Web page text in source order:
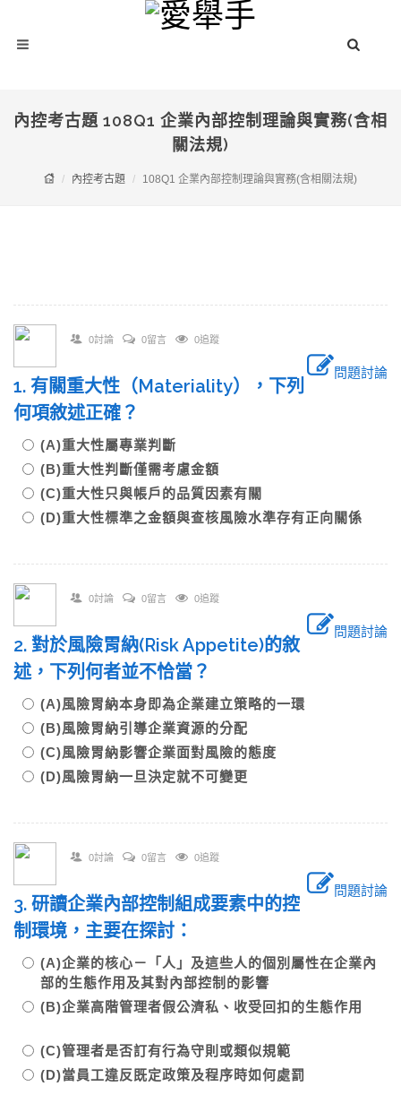
內控考古題 108Q1 企業內部控制理論與實務(含相
關法規)
內控考古題 108Q1 企業內部控制理論與實務(含相關法規)
0討論 0留言 0追蹤
問題討論
1. 有關重大性（Materiality），下列
何項敘述正確？
(A)重大性屬專業判斷
(B)重大性判斷僅需考慮金額
(C)重大性只與帳戶的品質因素有關
(D)重大性標準之金額與查核風險水準存有正向關係
0討論 0留言 0追蹤
問題討論
2. 對於風險胃納(Risk Appetite)的敘
述，下列何者並不恰當？
(A)風險胃納本身即為企業建立策略的一環
(B)風險胃納引導企業資源的分配
(C)風險胃納影響企業面對風險的態度
(D)風險胃納一旦決定就不可變更
0討論 0留言 0追蹤
問題討論
3. 研讀企業內部控制組成要素中的控
制環境，主要在探討：
(A)企業的核心－「人」及這些人的個別屬性在企業內
部的生態作用及其對內部控制的影響
(B)企業高階管理者假公濟私、收受回扣的生態作用
(C)管理者是否訂有行為守則或類似規範
(D)當員工違反既定政策及程序時如何處罰